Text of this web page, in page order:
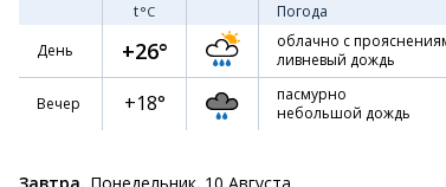
t°C Погода
День
+26°
облачно с
ливневый дождь
Вечер +18°
пасмурно
небольшой дождь